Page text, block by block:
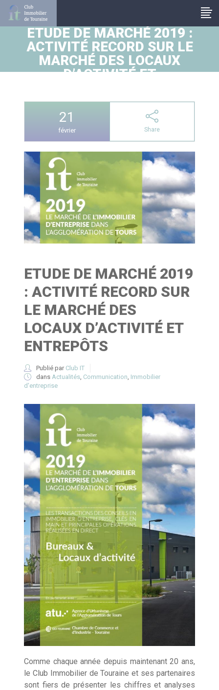
ETUDE DE MARCHÉ 2019 :
ACTIVITÉ RECORD SUR LE
MARCHÉ DES LOCAUX
D’ACTIVITÉ ET
21
février Share
ETUDE DE MARCHÉ 2019
: ACTIVITÉ RECORD SUR
LE MARCHÉ DES
LOCAUX D’ACTIVITÉ ET
ENTREPÔTS
Publié par Club IT
dans Actualités Communication Immobilier
d'entreprise
Comme chaque année depuis maintenant 20 ans,
le Club Immobilier de Touraine et ses partenaires
sont fiers de présenter les chiffres et analyses
Panneau de gestion des cookies